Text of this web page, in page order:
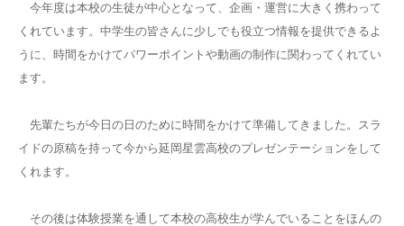
今年度は本校の生徒が中心となって、企画・運営に大きく携わって
くれています。中学生の皆さんに少しでも役立つ情報を提供できるよ
うに、時間をかけてパワーポイントや動画の制作に関わってくれてい
ます。
先輩たちが今日の日のために時間をかけて準備してきました。スラ
イドの原稿を持って今から延岡星雲高校のプレゼンテーションをして
くれます。
その後は体験授業を通して本校の高校生が学んでいることをほんの